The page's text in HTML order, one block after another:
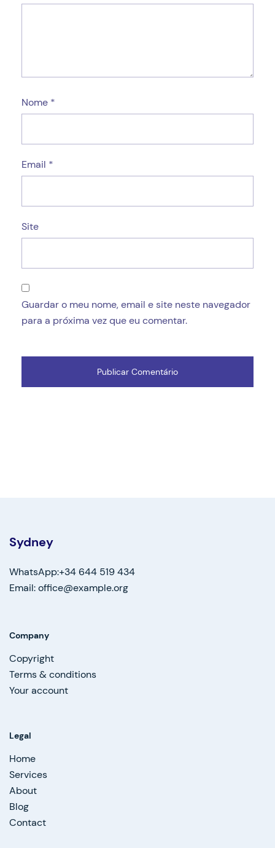
Nome *
Email *
Site
Guardar o meu nome, email e site neste navegador
para a próxima vez que eu comentar.
Sydney
WhatsApp:+34 644 519 434
Email: office@example.org
Company
Copyright
Terms & conditions
Your account
Legal
Home
Services
About
Blog
Contact